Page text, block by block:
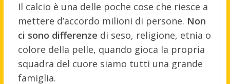
Il calcio è una delle poche cose che riesce a
mettere d’accordo milioni di persone. Non
ci sono differenze di seso, religione, etnia o
colore della pelle, quando gioca la propria
squadra del cuore siamo tutti una grande
famiglia.